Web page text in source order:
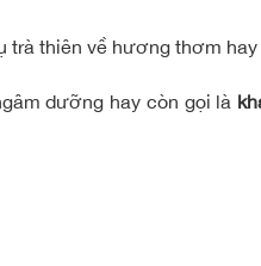
trà thiên về hương thơm hay
dưỡng hay còn gọi là